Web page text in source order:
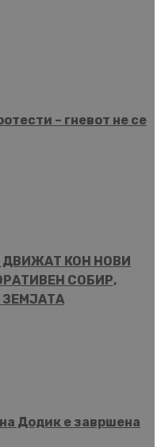
– гневот не се
КОН НОВИ
СОБИР,
Додик е завршена